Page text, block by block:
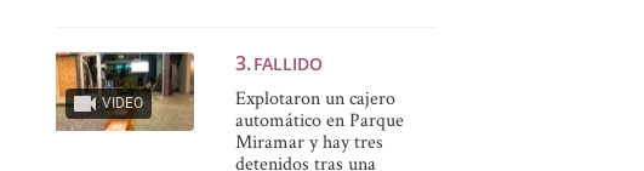
VIDEO
FALLIDO
Explotaron un cajero
automático en Parque
Miramar y hay tres
detenidos tras una